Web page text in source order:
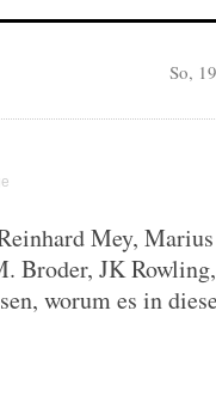
So,
Mey,
Broder, JK
worum es in